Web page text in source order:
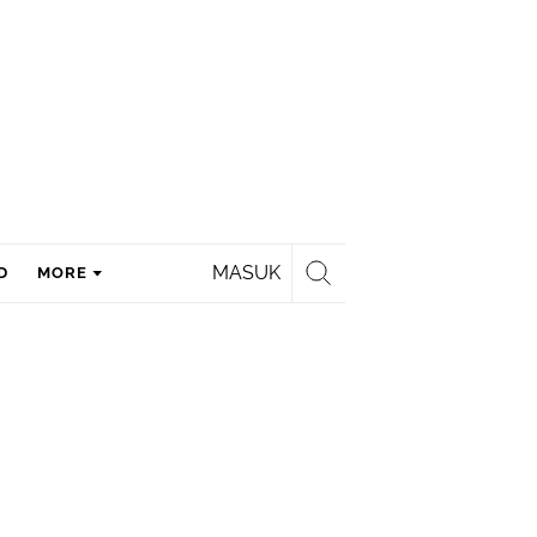
MASUK
MORE